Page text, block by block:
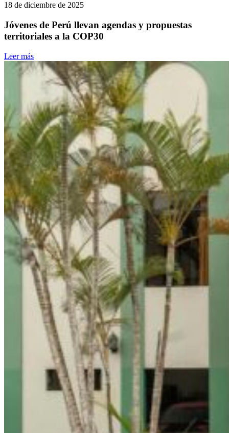
18 de diciembre de 2025
Jóvenes de Perú llevan agendas y propuestas
territoriales a la COP30
Leer más